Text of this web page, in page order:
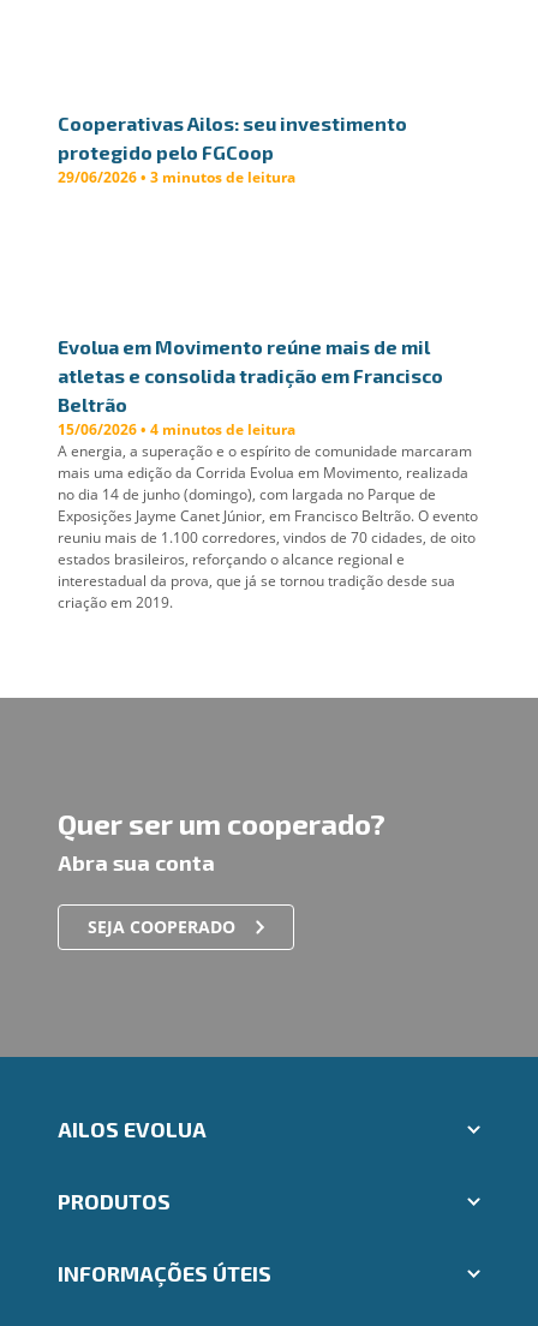
Cooperativas Ailos: seu investimento
protegido pelo FGCoop
29/06/2026 • 3 minutos de leitura
Evolua em Movimento reúne mais de mil
atletas e consolida tradição em Francisco
Beltrão
15/06/2026 • 4 minutos de leitura
A energia, a superação e o espírito de comunidade marcaram
mais uma edição da Corrida Evolua em Movimento, realizada
no dia 14 de junho (domingo), com largada no Parque de
Exposições Jayme Canet Júnior, em Francisco Beltrão. O evento
reuniu mais de 1.100 corredores, vindos de 70 cidades, de oito
estados brasileiros, reforçando o alcance regional e
interestadual da prova, que já se tornou tradição desde sua
criação em 2019.
Quer ser um cooperado?
Abra sua conta
SEJA COOPERADO
AILOS EVOLUA
Indique um amigo
Segunda via e atualização de boletos
Trabalhe Conosco
PRODUTOS
Consórcios
INFORMAÇÕES ÚTEIS